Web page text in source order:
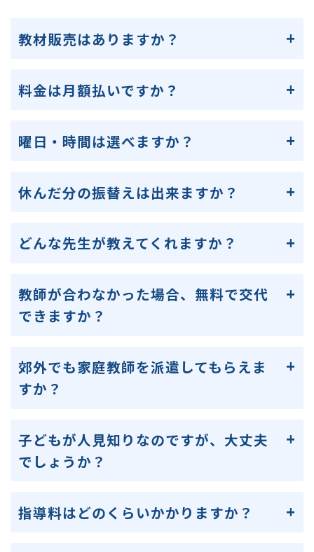
教材販売はありますか？
料金は月額払いですか？
曜日・時間は選べますか？
休んだ分の振替えは出来ますか？
どんな先生が教えてくれますか？
教師が合わなかった場合、無料で交代
できますか？
郊外でも家庭教師を派遣してもらえま
すか？
子どもが人見知りなのですが、大丈夫
でしょうか？
指導料はどのくらいかかりますか？